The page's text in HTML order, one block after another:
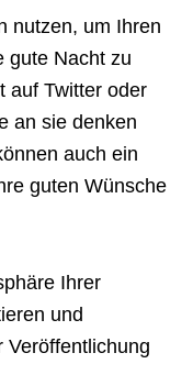
nutzen, um Ihren
gute Nacht zu
auf Twitter oder
an sie denken
auch ein
guten Wünsche
Ihrer
und
Veröffentlichung